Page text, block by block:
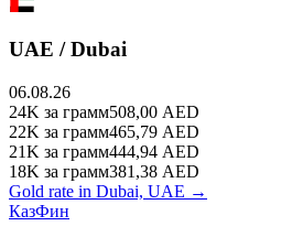
UAE / Dubai
06.08.26
24K за грамм508,00 AED
22K за грамм465,79 AED
21K за грамм444,94 AED
18K за грамм381,38 AED
Gold rate in Dubai, UAE →
КазФин